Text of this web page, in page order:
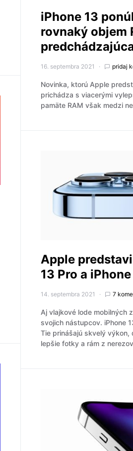
iPhone 13
rovnaký objem
16. septembra 2021 pridaj
Novinka, ktorú Apple
prichádza s viacerými
pamäte RAM však medzi
Apple
13 Pro a
14. septembra 2021 7
Aj vlajkové lode mobilných
svojich nástupcov. iPhone
Tie prinášajú skvelý výkon,
lepšie fotky a rám z